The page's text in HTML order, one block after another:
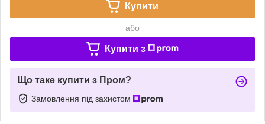
Купити
або
Купити з
Що таке купити з Пром?
Замовлення під захистом